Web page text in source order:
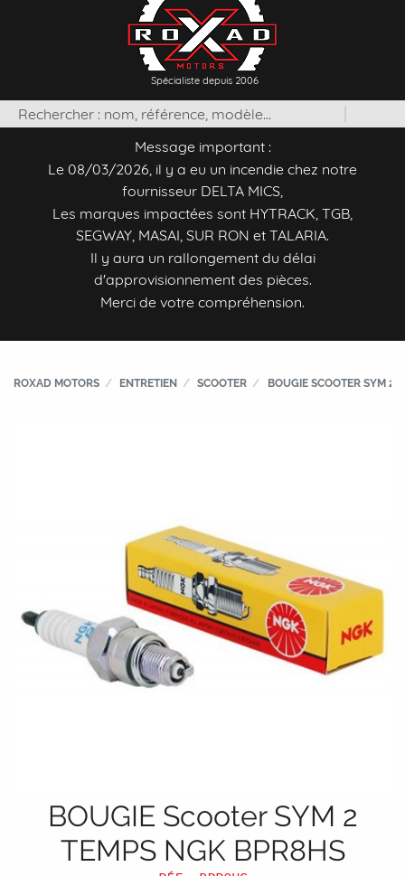
Spécialiste depuis 2006
Message important :
Le 08/03/2026, il y a eu un incendie chez notre
fournisseur DELTA MICS,
Les marques impactées sont HYTRACK, TGB,
SEGWAY, MASAI, SUR RON et TALARIA.
Il y aura un rallongement du délai
d'approvisionnement des pièces.
Merci de votre compréhension.
ROXAD MOTORS ENTRETIEN SCOOTER BOUGIE SCOOTER SYM 2
BOUGIE Scooter SYM 2
TEMPS NGK BPR8HS